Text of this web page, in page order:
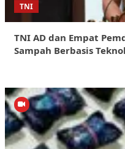
TNI
TNI AD dan Empat
Sampah Berbasis